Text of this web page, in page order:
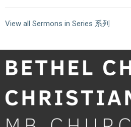
View all Sermons in Series 系列